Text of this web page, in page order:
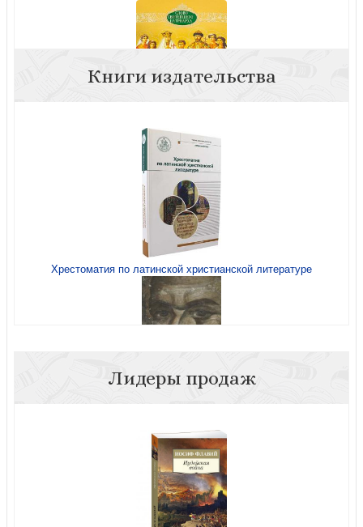
Верные Господу. Царская семья (Слово Святейшего
Патриарха. Выпуск 6)
Диалог с историей (МП)
Живая память: святые и мы
Книги издательства
Хрестоматия по латинской христианской литературе
Павла к Римлянам
Лидеры продаж